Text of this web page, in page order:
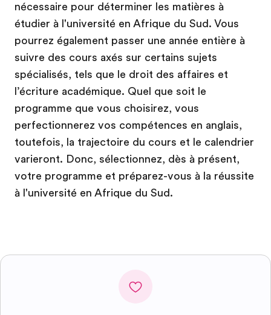
nécessaire pour déterminer les matières à
étudier à l'université en Afrique du Sud. Vous
pourrez également passer une année entière à
suivre des cours axés sur certains sujets
spécialisés, tels que le droit des affaires et
l’écriture académique. Quel que soit le
programme que vous choisirez, vous
perfectionnerez vos compétences en anglais,
toutefois, la trajectoire du cours et le calendrier
varieront. Donc, sélectionnez, dès à présent,
votre programme et préparez-vous à la réussite
à l'université en Afrique du Sud.